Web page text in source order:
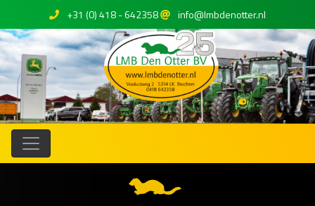
+31 (0) 418 - 642358 info@lmbdenotter.nl